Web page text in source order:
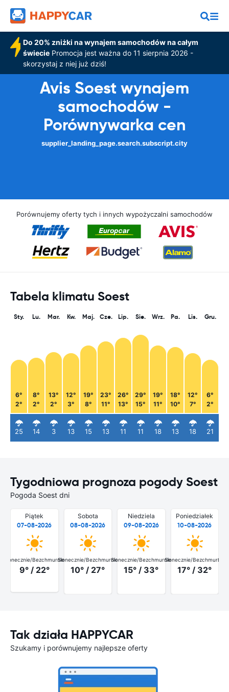
Do 20% zniżki na wynajem samochodów na całym
świeciePromocja jest ważna do 11 sierpnia 2026 -
skorzystaj z niej już dziś!
Avis Soest wynajem
samochodów -
Porównywarka cen
supplier_landing_page.search.subscript.city
Porównujemy oferty tych i innych wypożyczalni samochodów
Tabela klimatu Soest
Sty.
6°
2°
25
Lu.
8°
2°
14
Mar.
13°
2°
3
Kw.
12°
3°
13
Maj.
19°
8°
15
Cze.
23°
11°
13
Lip.
26°
13°
11
Sie.
29°
15°
11
Wrz.
19°
11°
18
Pa.
18°
10°
13
Lis.
12°
7°
18
Gru.
6°
2°
21
Tygodniowa prognoza pogody Soest
Pogoda Soest dni
Piątek
07-08-2026
Słonecznie/Bezchmurnie
9° / 22°
Sobota
08-08-2026
Słonecznie/Bezchmurnie
10° / 27°
Niedziela
09-08-2026
Słonecznie/Bezchmurnie
15° / 33°
Poniedziałek
10-08-2026
Słonecznie/Bezchmurnie
17° / 32°
Tak działa HAPPYCAR
Szukamy i porównujemy najlepsze oferty